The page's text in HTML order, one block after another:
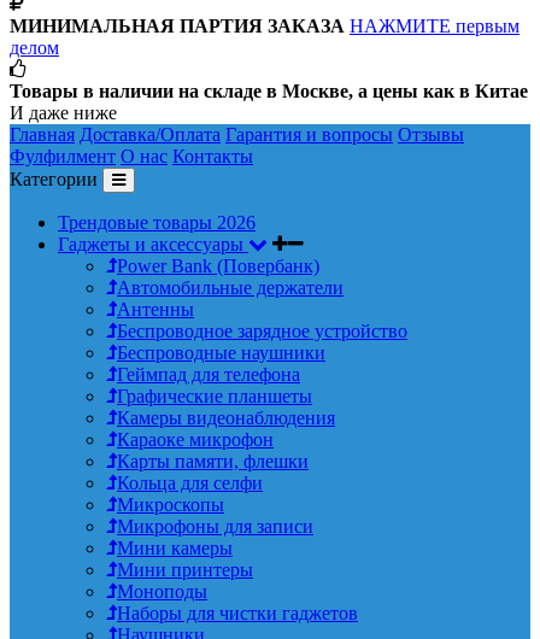
МИНИМАЛЬНАЯ ПАРТИЯ ЗАКАЗА НАЖМИТЕ первым
делом
Товары в наличии на складе в Москве, а цены как в Китае
И даже ниже
Главная Доставка/Оплата Гарантия и вопросы Отзывы
Фулфилмент О нас Контакты
Категории
Трендовые товары 2026
Гаджеты и аксессуары
Power Bank (Повербанк)
Автомобильные держатели
Антенны
Беспроводное зарядное устройство
Беспроводные наушники
Геймпад для телефона
Графические планшеты
Камеры видеонаблюдения
Караоке микрофон
Карты памяти, флешки
Кольца для селфи
Микроскопы
Микрофоны для записи
Мини камеры
Мини принтеры
Моноподы
Наборы для чистки гаджетов
Наушники